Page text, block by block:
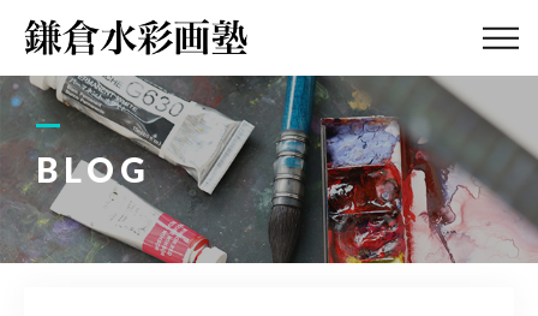
BLOG
ABOUT
画塾紹介・
アクセス
LESSON
教室案内